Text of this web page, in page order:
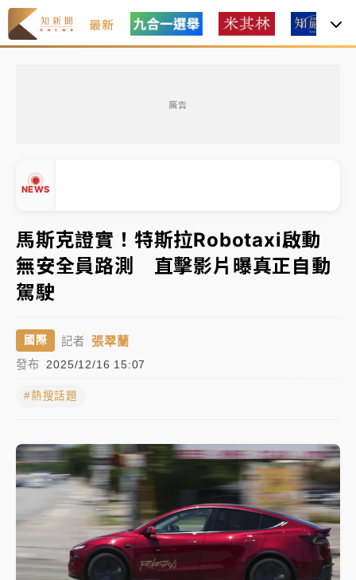
最新
廣告
NEWS
故宮《龍藏經》特展第2檔！今線上預約開賣一度塞車
周六起展出延長至晚上7時
台東農業處長涉圖利渡假村！東檢抗告成功 今重開羈
押庭
父親節泡湯了！中颱白海豚雨彈轟3天 「紅到發紫」降
雨熱區曝
女律師陳昱瑄詐慈濟10億！黃金158kg遭查扣畫面曝光
駁 理由曝光
周六起展出延長至晚上7時
台東農業處長涉圖利渡假村！東檢抗告成功 今重開羈
父親節泡湯了！中颱白海豚雨彈轟3天 「紅到發紫」降
雨熱區曝
▲
▼
馬斯克證實！特斯拉Robotaxi啟動
無安全員路測 直擊影片曝真正自動
駕駛
國際 記者 張翠蘭
發布 2025/12/16 15:07
#熱搜話題